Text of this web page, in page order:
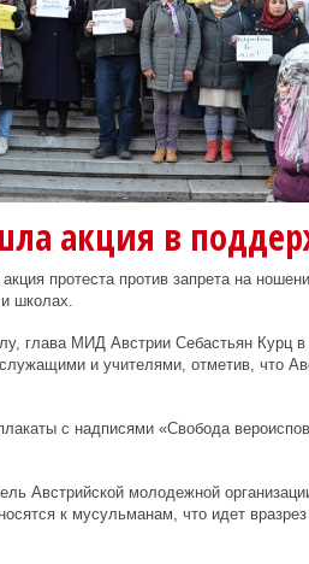
акция в
протеста против запрета на
школах.
, глава МИД Австрии Себастьян Курц в
и учителями, отметив, что
с надписями «Свобода
Австрийской молодежной
к мусульманам, что идет